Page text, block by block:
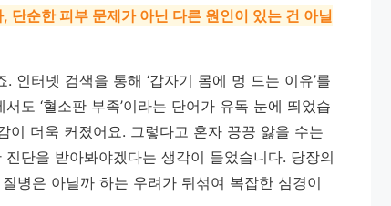
단순한 피부 문제가 아닌 다른 원인이 있는 건 아닐
인터넷 검색을 통해 ‘갑자기 몸에 멍 드는 이유’를
도 ‘혈소판 부족’이라는 단어가 유독 눈에 띄었습
이 더욱 커졌어요. 그렇다고 혼자 끙끙 앓을 수는
단을 받아봐야겠다는 생각이 들었습니다. 당장의
병은 아닐까 하는 우려가 뒤섞여 복잡한 심경이